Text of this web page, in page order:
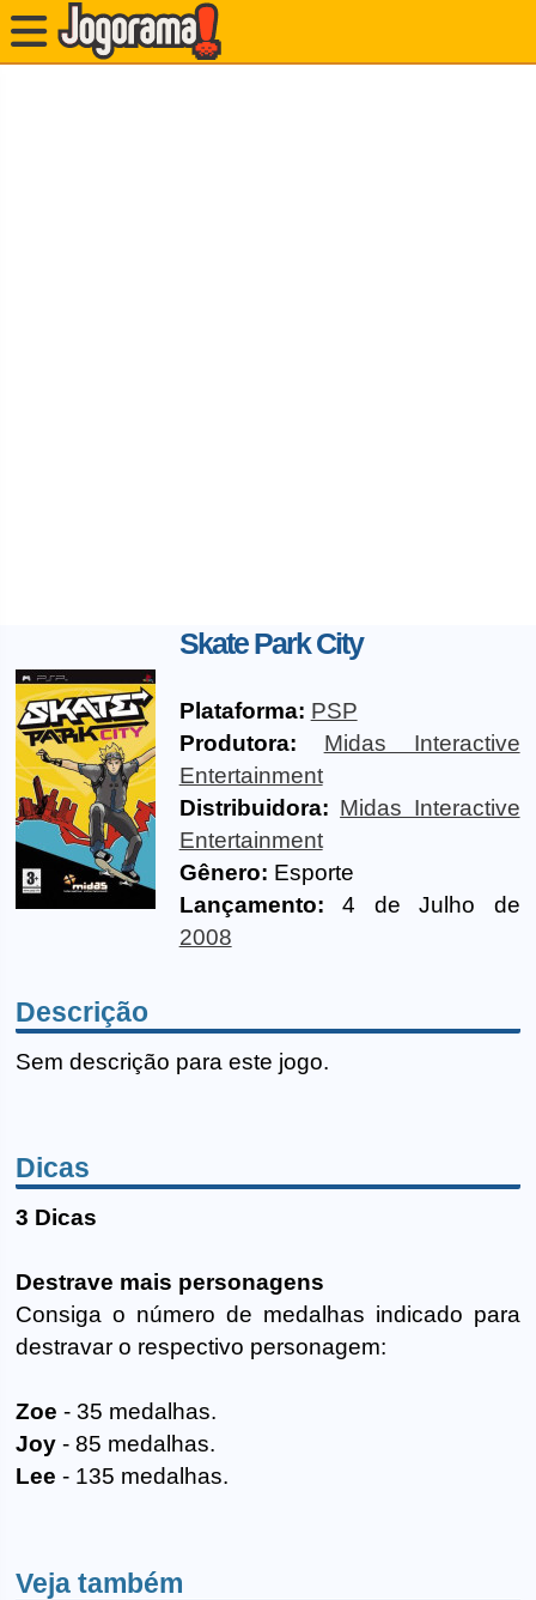
Skate Park City
Plataforma: PSP
Produtora:
Midas Interactive
Entertainment
Distribuidora: Midas Interactive
Entertainment
Gênero: Esporte
Lançamento: 4 de Julho de
2008
Descrição
Sem descrição para este jogo.
Dicas
3 Dicas
Destrave mais personagens
Consiga o número de medalhas indicado para
destravar o respectivo personagem:
Zoe - 35 medalhas.
Joy - 85 medalhas.
Lee - 135 medalhas.
Veja também